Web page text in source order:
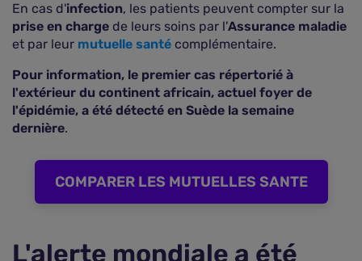
En cas d'infection, les patients peuvent compter sur la
prise en charge de leurs soins par l'Assurance maladie
et par leur mutuelle santé complémentaire.
Pour information, le premier cas répertorié à
l'extérieur du continent africain, actuel foyer de
l'épidémie, a été détecté en Suède la semaine
dernière.
COMPARER LES MUTUELLES SANTE
L'alerte mondiale a été